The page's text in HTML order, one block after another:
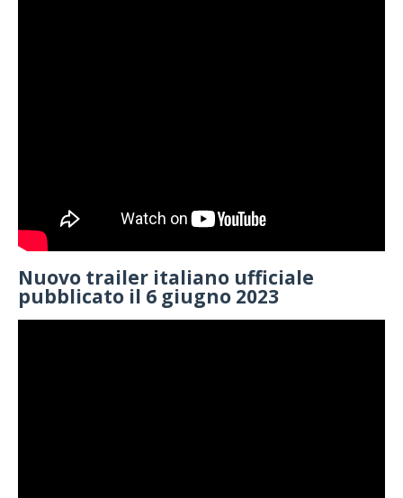
Nuovo trailer italiano ufficiale
pubblicato il 6 giugno 2023